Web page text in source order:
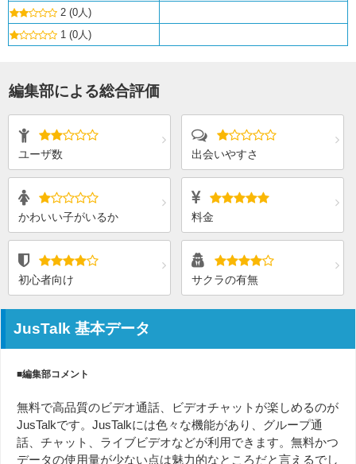
2 (0人)
1 (0人)
編集部による総合評価
ユーザ数 出会いやすさ
かわいい子がいるか 料金
初心者向け サクラの有無
JusTalk 基本データ
■編集部コメント
無料で高品質のビデオ通話、ビデオチャットが楽しめるのが
JusTalkです。JusTalkには色々な機能があり、グループ通
話、チャット、ライブビデオなどが利用できます。無料かつ
データの使用量が少ない点は魅力的なところだと言えるでし